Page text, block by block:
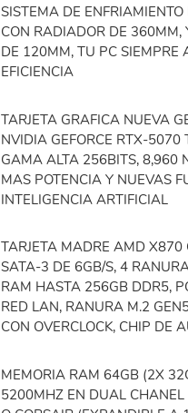
SISTEMA DE
CON RADIADOR DE 360MM,
DE 120MM, TU PC SIEMPRE
EFICIENCIA
TARJETA GRAFICA NUEVA
NVIDIA GEFORCE RTX-5070
GAMA ALTA 256BITS, 8,960
MAS POTENCIA Y NUEVAS
INTELIGENCIA ARTIFICIAL
TARJETA MADRE AMD X870
SATA-3 DE 6GB/S, 4
RAM HASTA 256GB DDR5,
RED LAN, RANURA M.2
CON OVERCLOCK, CHIP DE
MEMORIA RAM 64GB (2X
5200MHZ EN DUAL CHANEL